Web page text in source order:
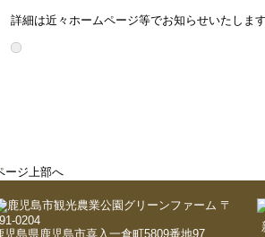
詳細は近々ホームページ等でお知らせいたします
〒
0204
児島県鹿児島市喜入一倉町5809番地97